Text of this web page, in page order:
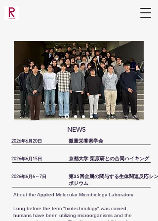
NEWS
About the Applied Molecular Microbiology Laboratory
Long before the term "biotechnology" was coined,
humans have been utilizing microorganisms and the
2026年6月20日 微量栄養素学会
2026年6月15日 京都大学 栗原研との合同ハイキング
2026年6月6～7日
第35回金属の関与する生体関連反応シン
ポジウム